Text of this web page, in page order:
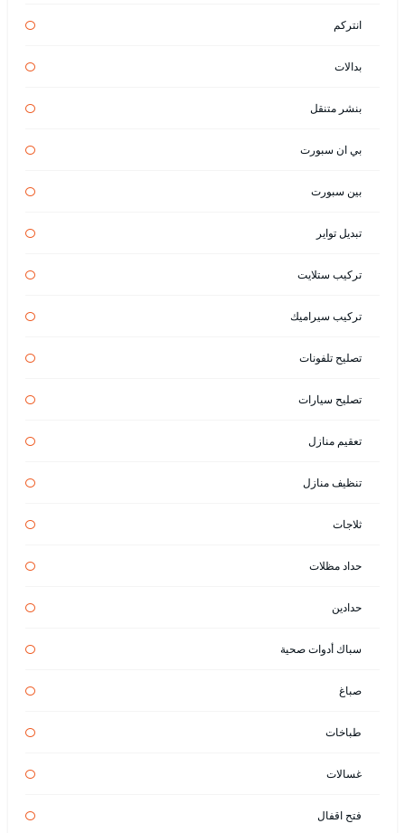
انتركم
بدالات
بنشر متنقل
بي ان سبورت
بين سبورت
تبديل تواير
تركيب ستلايت
تركيب سيراميك
تصليح تلفونات
تصليح سيارات
تعقيم منازل
تنظيف منازل
ثلاجات
حداد مظلات
حدادين
سباك أدوات صحية
صباغ
طباخات
غسالات
فتح اقفال